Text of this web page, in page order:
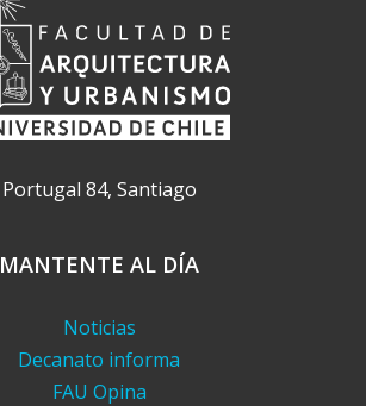
Portugal 84, Santiago
MANTENTE AL DÍA
Noticias
Decanato informa
FAU Opina